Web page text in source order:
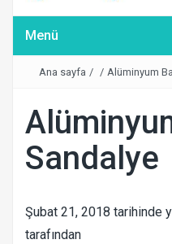
Menü
Ana sayfa / / Alüminyum
Sandalye
Şubat 21, 2018 tarihinde
tarafından